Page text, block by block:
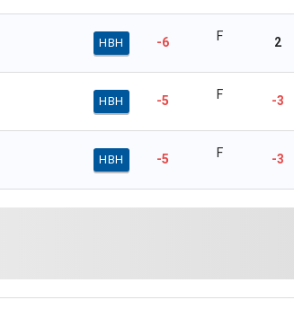
HBH -6 F 2
HBH -5 F -3
HBH -5 F -3